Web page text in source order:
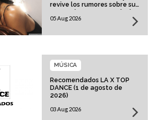
revive los rumores sobre su
esperado regreso musical
05 Aug 2026
Recomendados LA X TOP
DANCE (1 de agosto de
2026)
MÚSICA
03 Aug 2026